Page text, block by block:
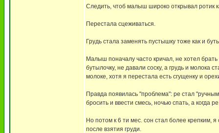
Следить, чтоб малыш широко открывал ротик
Перестала сцеживаться.
Грудь стала заменять пустышку тоже как и
Малыш поначалу часто кричал, не хотел
бутылочку, не давали соску, а грудь и молока
молоке, хотя я перестала есть сгущенку и
Правда появилась "проблема": ре стал
бросить и ввести смесь, ночью спать, а когда
Но потом к 6 ти мес. сон стал более крепким, я
после взятия груди.